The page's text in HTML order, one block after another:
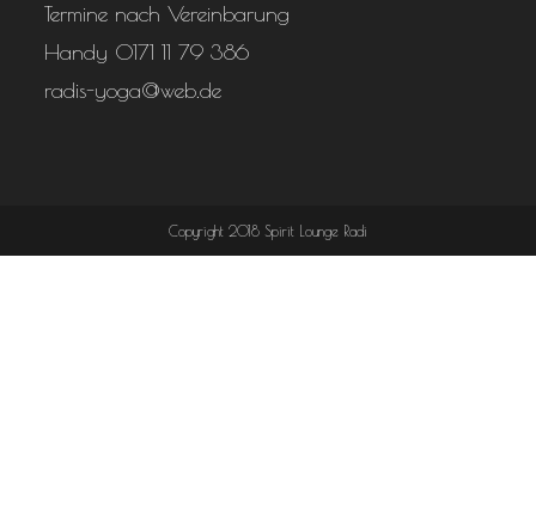
Termine nach Vereinbarung
Handy 0171 11 79 386
radis-yoga@web.de
Copyright 2018 Spirit Lounge Radi